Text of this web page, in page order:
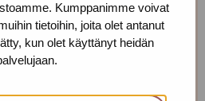
Kumppanimme voivat
tietoihin, joita olet antanut
kun olet käyttänyt heidän
appointment, you can just call
meet somewhere else, if you